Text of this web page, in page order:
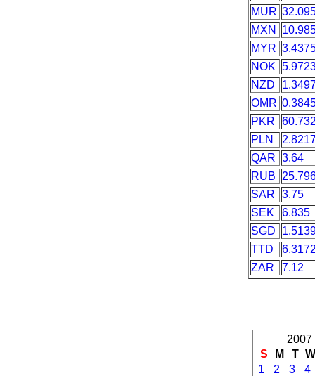
MUR
MXN
MYR
NOK
NZD
OMR
PKR
PLN
QAR
3.64
RUB
SAR
3.75
SEK
6.835
SGD
TTD
ZAR
7.12
2007
S
M T
1
2 3
4